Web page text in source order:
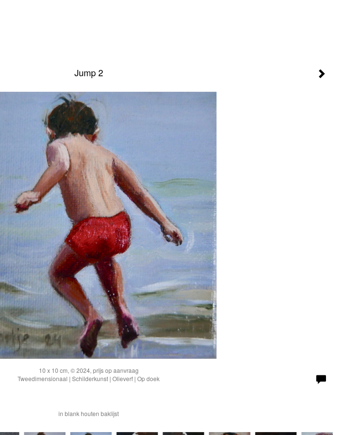
Jump 2
10 x 10 cm, © 2024, prijs op aanvraag
Tweedimensionaal | Schilderkunst | Olieverf | Op doek
in blank houten baklijst